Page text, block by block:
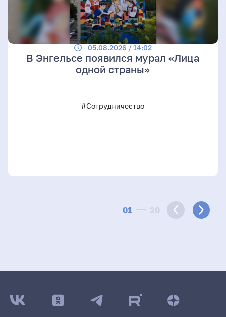
01 20
05.08.2026 / 14:02
В Энгельсе появился мурал «Лица
одной страны»
#Сотрудничество